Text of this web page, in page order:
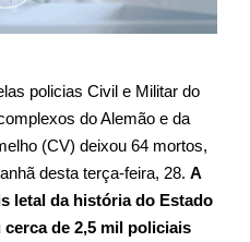
policias Civil e Militar do
do Alemão e da
(CV) deixou 64 mortos,
desta terça-feira, 28. A
letal da história do Estado
de 2,5 mil policiais